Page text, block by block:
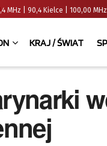
MHz | 90,4 Kielce | 100,00
KRAJ / ŚWIAT